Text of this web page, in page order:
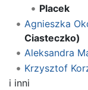
Placek
Agnieszka
Ciasteczko)
Aleksandra
Krzysztof
i inni